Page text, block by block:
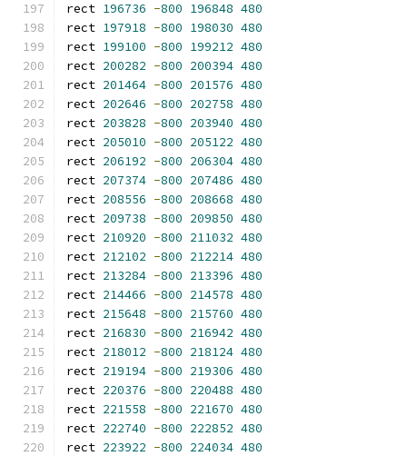
rect 196736 -800 196848 480
rect 197918 -800 198030 480
rect 199100 -800 199212 480
rect 200282 -800 200394 480
rect 201464 -800 201576 480
rect 202646 -800 202758 480
rect 203828 -800 203940 480
rect 205010 -800 205122 480
rect 206192 -800 206304 480
rect 207374 -800 207486 480
rect 208556 -800 208668 480
rect 209738 -800 209850 480
rect 210920 -800 211032 480
rect 212102 -800 212214 480
rect 213284 -800 213396 480
rect 214466 -800 214578 480
rect 215648 -800 215760 480
rect 216830 -800 216942 480
rect 218012 -800 218124 480
rect 219194 -800 219306 480
rect 220376 -800 220488 480
rect 221558 -800 221670 480
rect 222740 -800 222852 480
rect 223922 -800 224034 480